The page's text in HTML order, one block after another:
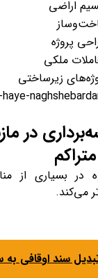
اراضی
پروژه
ملکی
زیرساختی
در
در بسیاری از
می‌کند.
سند اوقافی